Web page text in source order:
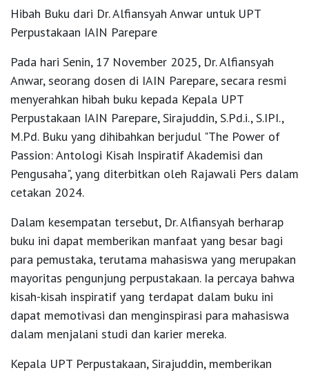
Hibah Buku dari Dr. Alfiansyah Anwar untuk UPT
Perpustakaan IAIN Parepare
Pada hari Senin, 17 November 2025, Dr. Alfiansyah
Anwar, seorang dosen di IAIN Parepare, secara resmi
menyerahkan hibah buku kepada Kepala UPT
Perpustakaan IAIN Parepare, Sirajuddin, S.Pd.i., S.IPI.,
M.Pd. Buku yang dihibahkan berjudul "The Power of
Passion: Antologi Kisah Inspiratif Akademisi dan
Pengusaha", yang diterbitkan oleh Rajawali Pers dalam
cetakan 2024.
Dalam kesempatan tersebut, Dr. Alfiansyah berharap
buku ini dapat memberikan manfaat yang besar bagi
para pemustaka, terutama mahasiswa yang merupakan
mayoritas pengunjung perpustakaan. Ia percaya bahwa
kisah-kisah inspiratif yang terdapat dalam buku ini
dapat memotivasi dan menginspirasi para mahasiswa
dalam menjalani studi dan karier mereka.
Kepala UPT Perpustakaan, Sirajuddin, memberikan